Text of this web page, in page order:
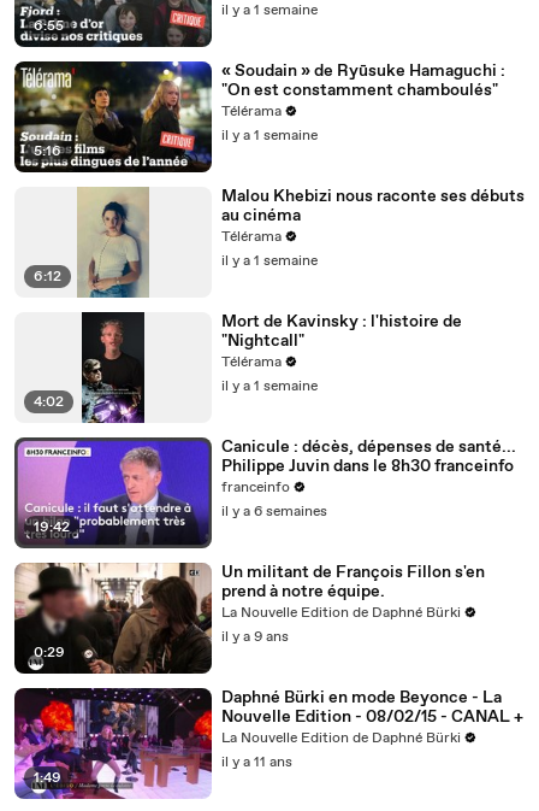
6:55
il y a 1 semaine
5:16
« Soudain » de Ryūsuke Hamaguchi :
"On est constamment chamboulés"
Télérama
il y a 1 semaine
6:12
Malou Khebizi nous raconte ses débuts
au cinéma
Télérama
il y a 1 semaine
4:02
Mort de Kavinsky : l'histoire de
"Nightcall"
Télérama
il y a 1 semaine
19:42
Canicule : décès, dépenses de santé...
Philippe Juvin dans le 8h30 franceinfo
franceinfo
il y a 6 semaines
0:29
Un militant de François Fillon s'en
prend à notre équipe.
La Nouvelle Edition de Daphné Bürki
il y a 9 ans
1:49
Daphné Bürki en mode Beyonce - La
Nouvelle Edition - 08/02/15 - CANAL +
La Nouvelle Edition de Daphné Bürki
il y a 11 ans